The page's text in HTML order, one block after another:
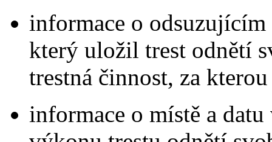
informace o
který uložil trest odnětí
trestná činnost, za
informace o místě a